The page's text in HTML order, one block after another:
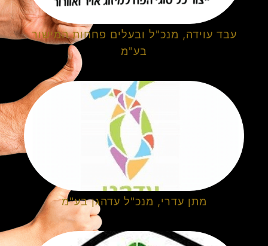
עבד עוידה, מנכ"ל ובעלים פחחות המישור
בע"מ
מתן עדרי, מנכ"ל עדהגן בע"מ